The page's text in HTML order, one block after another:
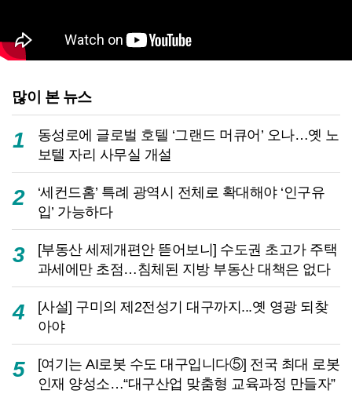
많이 본 뉴스
1
동성로에 글로벌 호텔 ‘그랜드 머큐어’ 오나…옛 노
보텔 자리 사무실 개설
2
‘세컨드홈’ 특례 광역시 전체로 확대해야 ‘인구유
입’ 가능하다
3
[부동산 세제개편안 뜯어보니] 수도권 초고가 주택
과세에만 초점…침체된 지방 부동산 대책은 없다
4
[사설] 구미의 제2전성기 대구까지...옛 영광 되찾
아야
5
[여기는 AI로봇 수도 대구입니다⑤] 전국 최대 로봇
인재 양성소…“대구산업 맞춤형 교육과정 만들자”